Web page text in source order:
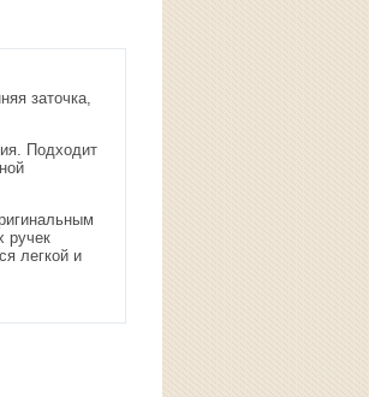
заточка,
Подходит
ручек
легкой и